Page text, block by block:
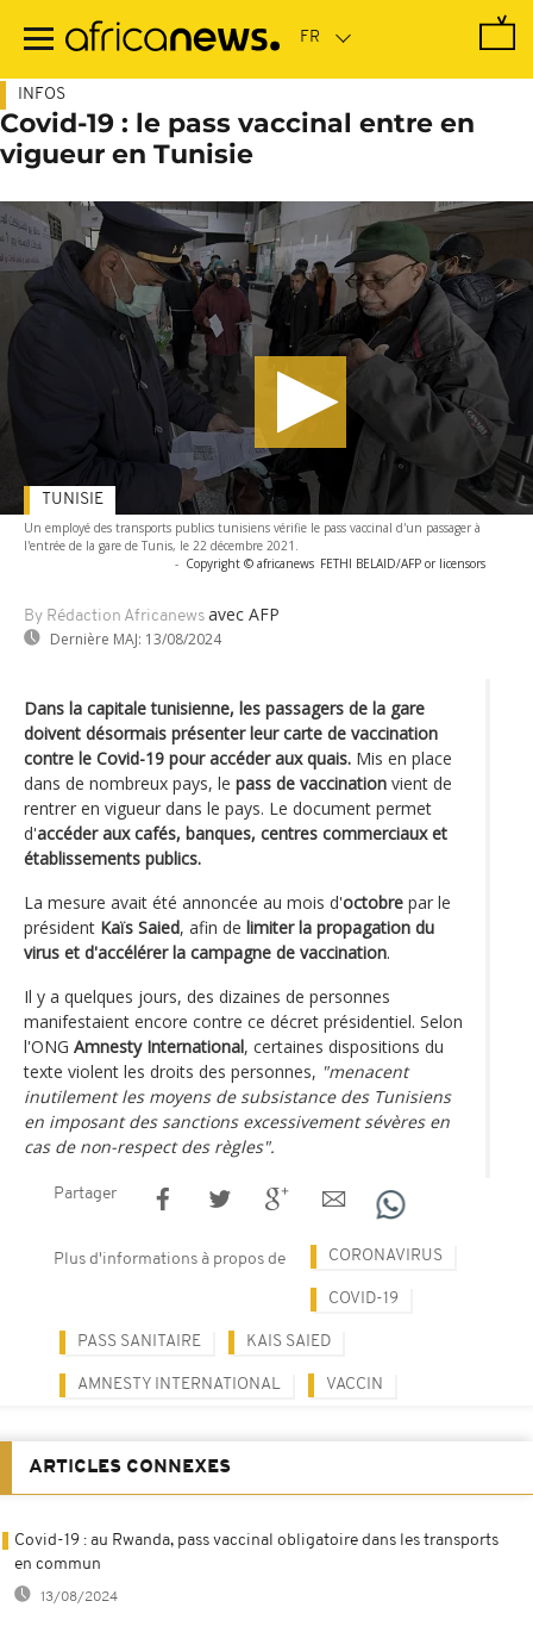
contenu
INFOS
Covid-19 : le pass vaccinal entre en
vigueur en Tunisie
Un employé des transports publics tunisiens vérifie le pass vaccinal d'un passager à
l'entrée de la gare de Tunis, le 22 décembre 2021.
- Copyright © africanews FETHI BELAID/AFP or licensors
By Rédaction Africanews avec AFP
Dernière MAJ: 13/08/2024
TUNISIE
Dans la capitale tunisienne, les passagers de la gare
doivent désormais présenter leur carte de vaccination
contre le Covid-19 pour accéder aux quais. Mis en place
dans de nombreux pays, le pass de vaccination vient de
rentrer en vigueur dans le pays. Le document permet
d'accéder aux cafés, banques, centres commerciaux et
établissements publics.
La mesure avait été annoncée au mois d'octobre par le
président Kaïs Saied, afin de limiter la propagation du
virus et d'accélérer la campagne de vaccination.
Il y a quelques jours, des dizaines de personnes
manifestaient encore contre ce décret présidentiel. Selon
l'ONG Amnesty International, certaines dispositions du
texte violent les droits des personnes, "menacent
inutilement les moyens de subsistance des Tunisiens
en imposant des sanctions excessivement sévères en
cas de non-respect des règles".
Partager
Plus d'informations à propos de CORONAVIRUS
COVID-19
PASS SANITAIRE KAIS SAIED
AMNESTY INTERNATIONAL VACCIN
ARTICLES CONNEXES
Covid-19 : au Rwanda, pass vaccinal obligatoire dans les transports
en commun
13/08/2024